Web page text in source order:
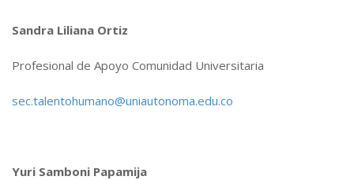
Sandra Liliana Ortiz
Profesional de Apoyo Comunidad Universitaria
sec.talentohumano@uniautonoma.edu.co
Yuri Samboni Papamija